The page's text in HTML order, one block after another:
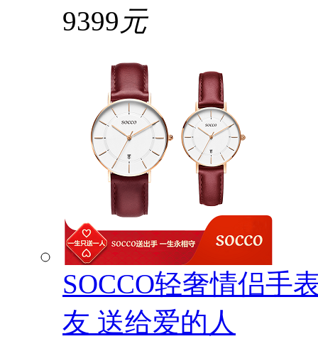
9399 元
SOCCO轻奢情侣手
友 送给爱的人